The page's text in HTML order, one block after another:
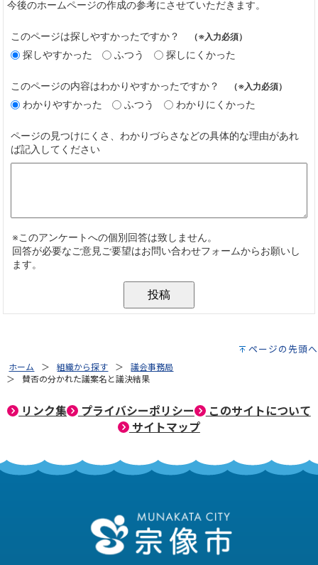
ページの先頭へ
ホーム 組織から探す
議会事務局
賛否の分かれた議案名と議決結果
リンク集 プライバシーポリシー
このサイトについて
サイトマップ